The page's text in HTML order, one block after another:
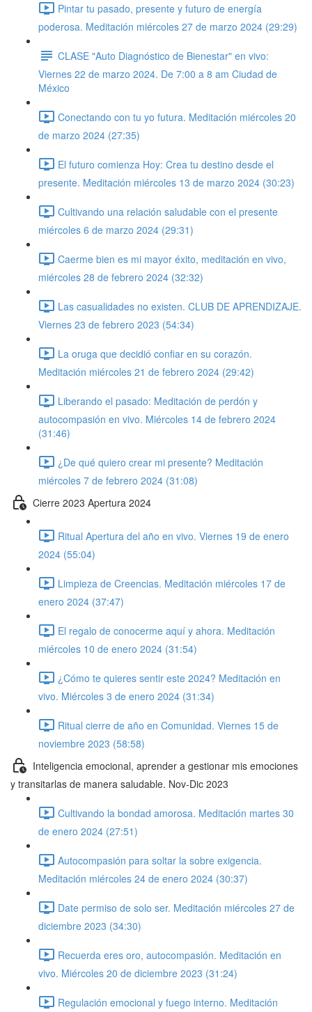
Pintar tu pasado, presente y futuro de energía
poderosa. Meditación miércoles 27 de marzo 2024 (29:29)
CLASE "Auto Diagnóstico de Bienestar" en vivo:
Viernes 22 de marzo 2024. De 7:00 a 8 am Ciudad de
México
Conectando con tu yo futura. Meditación miércoles 20
de marzo 2024 (27:35)
El futuro comienza Hoy: Crea tu destino desde el
presente. Meditación miércoles 13 de marzo 2024 (30:23)
Cultivando una relación saludable con el presente
miércoles 6 de marzo 2024 (29:31)
Caerme bien es mi mayor éxito, meditación en vivo,
miércoles 28 de febrero 2024 (32:32)
Las casualidades no existen. CLUB DE APRENDIZAJE.
Viernes 23 de febrero 2023 (54:34)
La oruga que decidió confiar en su corazón.
Meditación miércoles 21 de febrero 2024 (29:42)
Liberando el pasado: Meditación de perdón y
autocompasión en vivo. Miércoles 14 de febrero 2024
(31:46)
¿De qué quiero crear mi presente? Meditación
miércoles 7 de febrero 2024 (31:08)
Cierre 2023 Apertura 2024
Ritual Apertura del año en vivo. Viernes 19 de enero
2024 (55:04)
Limpieza de Creencias. Meditación miércoles 17 de
enero 2024 (37:47)
El regalo de conocerme aquí y ahora. Meditación
miércoles 10 de enero 2024 (31:54)
¿Cómo te quieres sentir este 2024? Meditación en
vivo. Miércoles 3 de enero 2024 (31:34)
Ritual cierre de año en Comunidad. Viernes 15 de
noviembre 2023 (58:58)
Inteligencia emocional, aprender a gestionar mis emociones
y transitarlas de manera saludable. Nov-Dic 2023
Cultivando la bondad amorosa. Meditación martes 30
de enero 2024 (27:51)
Autocompasión para soltar la sobre exigencia.
Meditación miércoles 24 de enero 2024 (30:37)
Date permiso de solo ser. Meditación miércoles 27 de
diciembre 2023 (34:30)
Recuerda eres oro, autocompasión. Meditación en
vivo. Miércoles 20 de diciembre 2023 (31:24)
Regulación emocional y fuego interno. Meditación